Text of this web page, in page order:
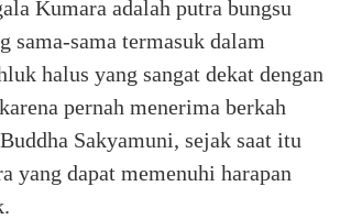
Kumara adalah putra bungsu
sama-sama termasuk dalam
halus yang sangat dekat dengan
pernah menerima berkah
Sakyamuni, sejak saat itu
yang dapat memenuhi harapan